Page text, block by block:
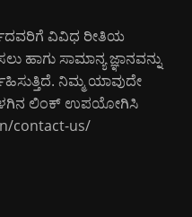
ವಿವಿಧ ರೀತಿಯ
ಹಾಗು ಸಾಮಾನ್ಯ ಜ್ಞಾನವನ್ನು
ನಿಮ್ಮ ಯಾವುದೇ
ಲಿಂಕ್ ಉಪಯೋಗಿಸಿ
contact-us/